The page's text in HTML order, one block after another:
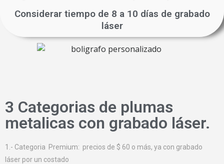
Considerar tiempo de 8 a 10 días de grabado
láser
3 Categorias de plumas
metalicas con grabado láser.
1.- Categoria Premium: precios de $ 60 o más, ya con grabado
láser por un costado